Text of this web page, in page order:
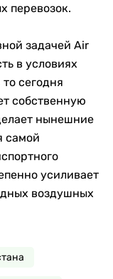
перевозок.
задачей Air
в условиях
сегодня
собственную
нынешние
самой
усиливает
воздушных